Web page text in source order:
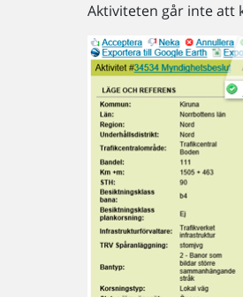
Aktiviteten går inte att